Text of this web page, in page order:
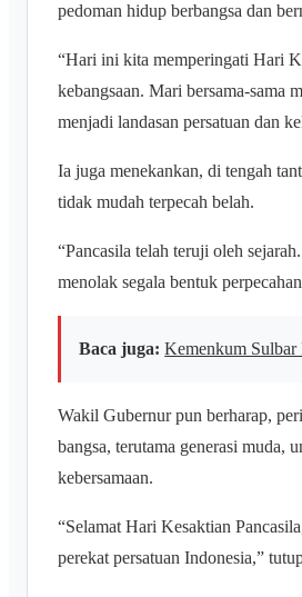
pedoman hidup berbangsa dan
“Hari ini kita memperingati Hari
kebangsaan. Mari bersama-sama
menjadi landasan persatuan dan
Ia juga menekankan, di tengah
tidak mudah terpecah belah.
“Pancasila telah teruji oleh
menolak segala bentuk
Baca juga: Kemenkum Sulbar
Wakil Gubernur pun berharap,
bangsa, terutama generasi muda,
kebersamaan.
“Selamat Hari Kesaktian
perekat persatuan Indonesia,”